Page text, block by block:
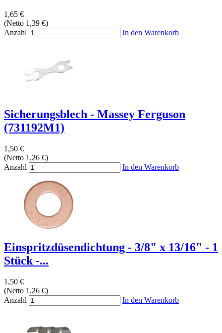
1,65 €
(Netto 1,39 €)
Anzahl
In den Warenkorb
Sicherungsblech - Massey Ferguson
(731192M1)
1,50 €
(Netto 1,26 €)
Anzahl
In den Warenkorb
Einspritzdüsendichtung - 3/8" x 13/16" - 1
Stück -...
1,50 €
(Netto 1,26 €)
Anzahl
In den Warenkorb